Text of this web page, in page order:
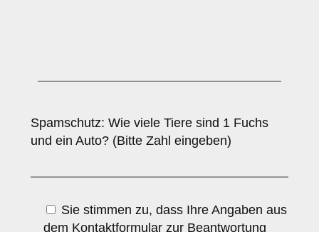
Spamschutz: Wie viele Tiere sind 1 Fuchs
und ein Auto? (Bitte Zahl eingeben)
Sie stimmen zu, dass Ihre Angaben aus
dem Kontaktformular zur Beantwortung